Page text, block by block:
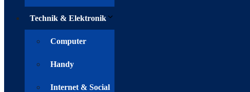
Technik & Elektronik
Computer
Handy
Internet & Social